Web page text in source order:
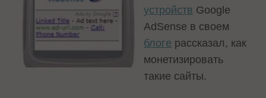
устройств Google
AdSense в своем
блоге рассказал, как
монетизировать
такие сайты.